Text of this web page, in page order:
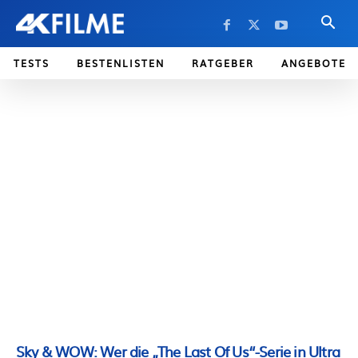
TESTS BESTENLISTEN RATGEBER ANGEBOTE
Sky & WOW: Wer die „The Last Of Us“-Serie in Ultra